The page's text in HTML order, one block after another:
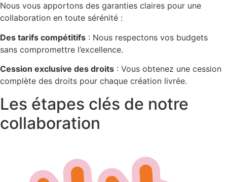
Nous vous apportons des garanties claires pour une
collaboration en toute sérénité :
Des tarifs compétitifs : Nous respectons vos budgets
sans compromettre l’excellence.
Cession exclusive des droits : Vous obtenez une cession
complète des droits pour chaque création livrée.
Les étapes clés de notre
collaboration